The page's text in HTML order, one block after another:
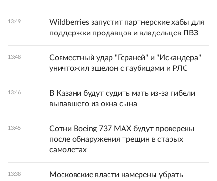
13:49
Wildberries запустит партнерские хабы для
поддержки продавцов и владельцев ПВЗ
13:48
Совместный удар "Гераней" и "Искандера"
уничтожил эшелон с гаубицами и РЛС
13:46
В Казани будут судить мать из-за гибели
выпавшего из окна сына
13:45
Сотни Boeing 737 MAX будут проверены
после обнаружения трещин в старых
самолетах
13:38
Московские власти намерены убрать